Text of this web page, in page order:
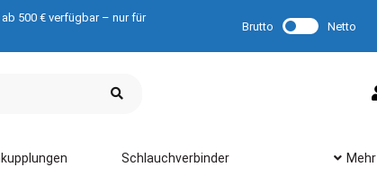
500 € verfügbar – nur für
Brutto Netto
Schlauchverbinder Mehr